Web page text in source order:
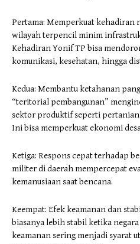
Pertama: Memperkuat kehadiran
wilayah terpencil minim
Kehadiran Yonif TP bisa
komunikasi, kesehatan, hingga
Kedua: Membantu ketahanan
“teritorial pembangunan”
sektor produktif seperti
Ini bisa memperkuat ekonomi
Ketiga: Respons cepat terhadap
militer di daerah mempercepat
kemanusiaan saat bencana.
Keempat: Efek keamanan dan
biasanya lebih stabil ketika
keamanan sering menjadi syarat